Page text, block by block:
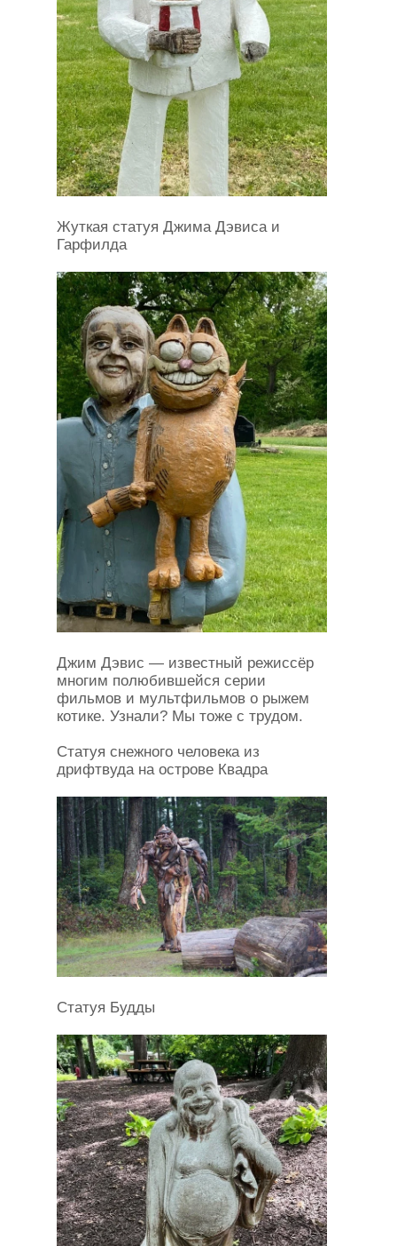
Жуткая статуя Джима Дэвиса и
Гарфилда
Джим Дэвис — известный режиссёр
многим полюбившейся серии
фильмов и мультфильмов о рыжем
котике. Узнали? Мы тоже с трудом.
Статуя снежного человека из
дрифтвуда на острове Квадра
Статуя Будды